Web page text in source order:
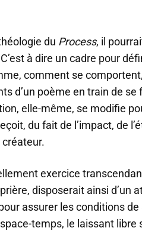
du Process, il
à dire un cadre pour
comment se
d’un poème en train de se
elle-même, se modifie
du fait de l’impact, de
exercice
disposerait ainsi d’un
assurer les conditions de
temps, le laissant libre